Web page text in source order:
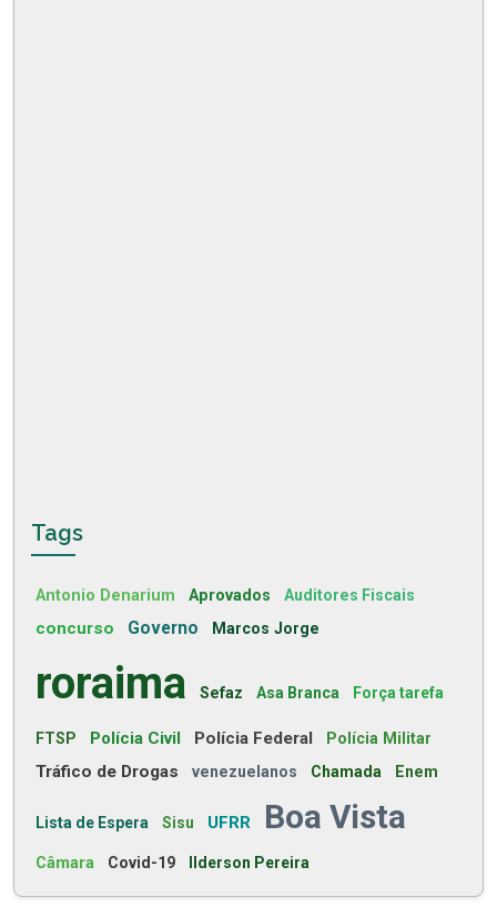
Tags
Antonio Denarium Aprovados Auditores Fiscais
concurso Governo Marcos Jorge
roraima Sefaz Asa Branca Força tarefa
FTSP Polícia Civil Polícia Federal Polícia Militar
Tráfico de Drogas venezuelanos Chamada Enem
Lista de Espera Sisu UFRR Boa Vista
Câmara Covid-19 Ilderson Pereira